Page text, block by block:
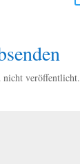
veröffentlicht.